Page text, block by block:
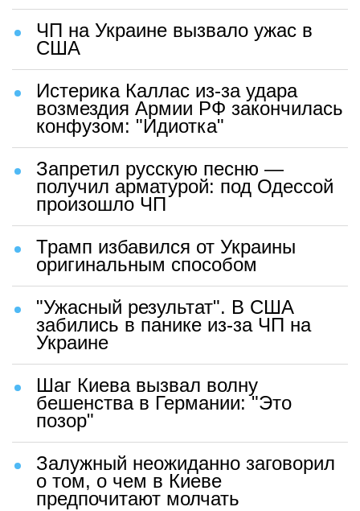
ЧП на Украине вызвало ужас в
США
Истерика Каллас из-за удара
возмездия Армии РФ закончилась
конфузом: "Идиотка"
Запретил русскую песню —
получил арматурой: под Одессой
произошло ЧП
Трамп избавился от Украины
оригинальным способом
"Ужасный результат". В США
забились в панике из-за ЧП на
Украине
Шаг Киева вызвал волну
бешенства в Германии: "Это
позор"
Залужный неожиданно заговорил
о том, о чем в Киеве
предпочитают молчать